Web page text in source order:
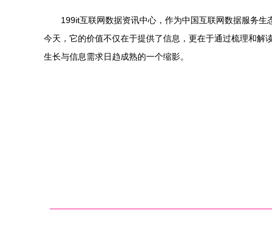
199it互联网数据资讯中心，作为中国互联网数据服务
今天，它的价值不仅在于提供了信息，更在于通过梳理和解
生长与信息需求日趋成熟的一个缩影。